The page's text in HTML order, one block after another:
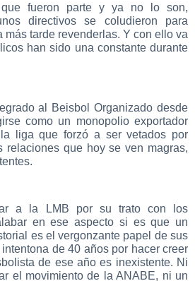
que fueron parte y ya no lo son,
directivos se coludieron para
más tarde revenderlas. Y con ello va
han sido una constante durante
al Beisbol Organizado desde
como un monopolio exportador
liga que forzó a ser vetados por
relaciones que hoy se ven magras,
a la LMB por su trato con los
en ese aspecto si es que un
es el vergonzante papel de sus
de 40 años por hacer creer
de ese año es inexistente. Ni
el movimiento de la ANABE, ni un